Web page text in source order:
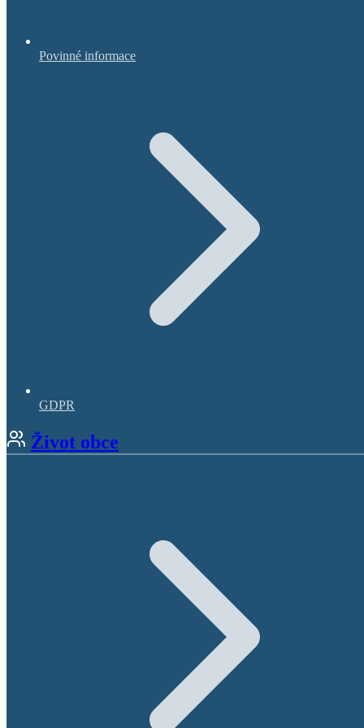
Povinné informace
GDPR
Život obce